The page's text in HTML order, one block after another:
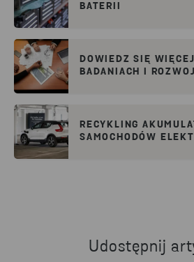
BATERII
DOWIEDZ SIĘ
BADANIACH I
RECYKLING
SAMOCHODÓW
Udostępnij